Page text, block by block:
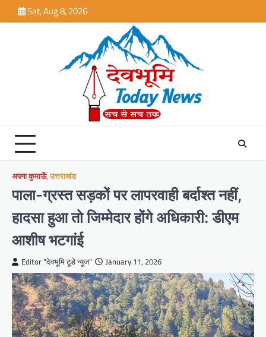
to
Sat, Aug 8, 2026
अपना कुमाऊँ,उत्तराखंड
पाला-ग्रस्त सड़कों पर लापरवाही बर्दाश्त नहीं,
हादसा हुआ तो जिम्मेदार होंगे अधिकारी: डीएम
आशीष भटगांई
Editor "देवभूमि टूडे न्यूज" January 11, 2026